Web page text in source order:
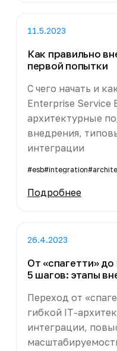
11.5.2023
Как правильно
первой попытки
С чего начать и
Enterprise Service
архитектурные
внедрения,
интеграции
#esb#integration
Подробнее
26.4.2023
От «спагетти»
5 шагов: этапы
Переход от
гибкой IT-
интеграции,